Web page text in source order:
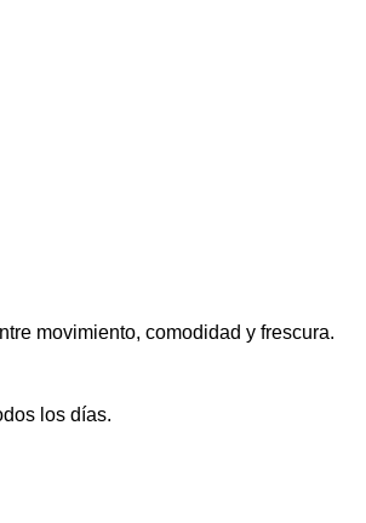
movimiento, comodidad y frescura.
los días.